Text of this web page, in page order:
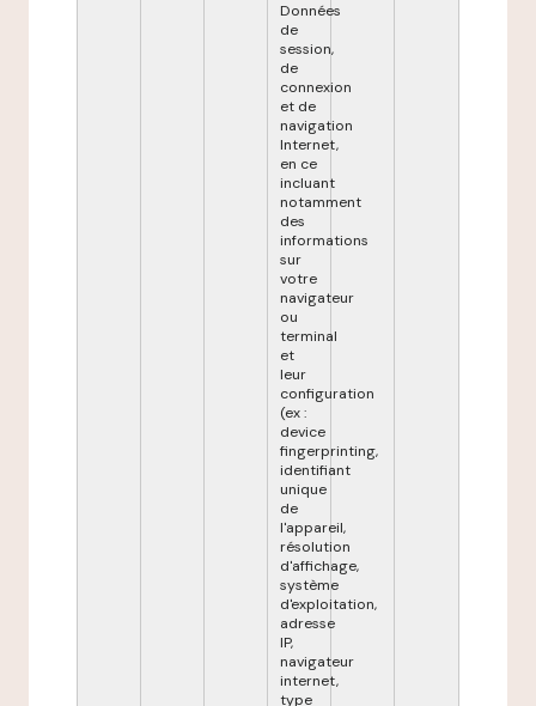
Données
de
session,
de
connexion
et de
navigation
Internet,
en ce
incluant
notamment
des
informations
sur
votre
navigateur
ou
terminal
et
leur
configuration
(ex :
device
fingerprinting,
identifiant
unique
de
l'appareil,
résolution
d'affichage,
système
d'exploitation,
adresse
IP,
navigateur
internet,
type